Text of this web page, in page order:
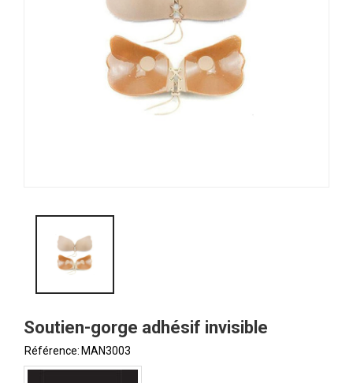
Soutien-gorge adhésif invisible
Référence: MAN3003